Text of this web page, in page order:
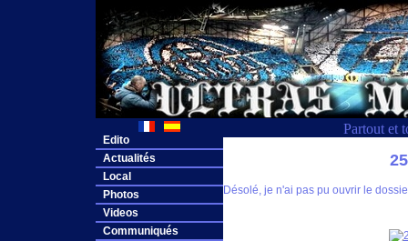
Partout et
Edito
Actualités
Local
Photos
Videos
Communiqués
Désolé, je n'ai pas pu ouvrir le